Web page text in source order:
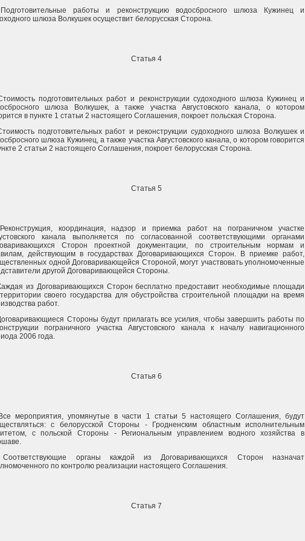
работы и реконструкцию водосбросного шлюза Кужинец и
шлюза Волкушек осуществит белорусская Сторона.
Статья 4
подготовительных работ и реконструкции судоходного шлюза Кужинец и
шлюза Волкушек, а также участка Августовского канала, о котором
в пункте 1 статьи 2 настоящего Соглашения, покроет польская Сторона.
подготовительных работ и реконструкции судоходного шлюза Волкушек и
шлюза Кужинец, а также участка Августовского канала, о котором говорится
2 статьи 2 настоящего Соглашения, покроет белорусская Сторона.
Статья 5
координация, надзор и приемка работ на пограничном участке
канала выполняется по согласованной соответствующими органами
Сторон проектной документации, по строительным нормам и
действующим в государствах Договаривающихся Сторон. В приемке работ,
одной Договаривающейся Стороной, могут участвовать уполномоченные
другой Договаривающейся Стороны.
из Договаривающихся Сторон бесплатно предоставит необходимые площади
своего государства для обустройства строительной площадки на время
работ.
Стороны будут прилагать все усилия, чтобы завершить работы по
пограничного участка Августовского канала к началу навигационного
2006 года.
Статья 6
мероприятия, упомянутые в части 1 статьи 5 настоящего Соглашения, будут
с белорусской Стороны - Гродненским областным исполнительным
с польской Стороны - Региональным управлением водного хозяйства в
органы каждой из Договаривающихся Сторон назначат
по контролю реализации настоящего Соглашения.
Статья 7